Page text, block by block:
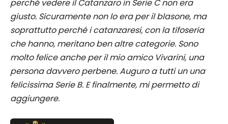
perché vedere il Catanzaro in Serie C non era
giusto. Sicuramente non lo era per il blasone, ma
soprattutto perché i catanzaresi, con la tifoseria
che hanno, meritano ben altre categorie. Sono
molto felice anche per il mio amico Vivarini, una
persona davvero perbene. Auguro a tutti un una
felicissima Serie B. E finalmente, mi permetto di
aggiungere.